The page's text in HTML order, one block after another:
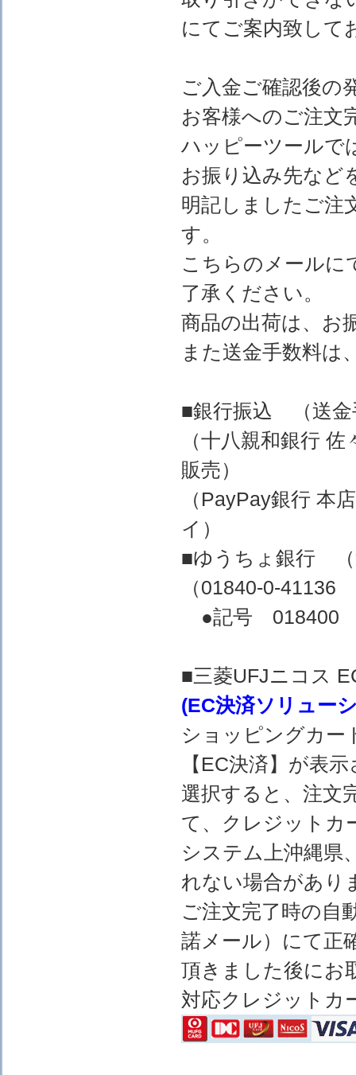
にてご案内致して
ご入金ご確認後の
お客様へのご注文
ハッピーツールで
お振り込み先など
明記しましたご注
す。
こちらのメールに
了承ください。
商品の出荷は、お
また送金手数料は
■銀行振込 （送金
（十八親和銀行
販売）
（PayPay銀行
イ）
■ゆうちょ銀行 （
（01840-0-
●記号 018400
■三菱UFJニコス
(EC決済ソリュー
ショッピングカー
【EC決済】が表
選択すると、注文
て、クレジットカ
システム上沖縄県
れない場合があり
ご注文完了時の自
諾メール）にて正
頂きました後にお
対応クレジットカ